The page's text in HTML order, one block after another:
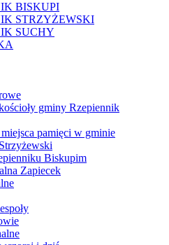
BISKUPI
STRZYŻEWSKI
SUCHY
gminy Rzepiennik
pamięci w gminie
Biskupim
Zapiecek